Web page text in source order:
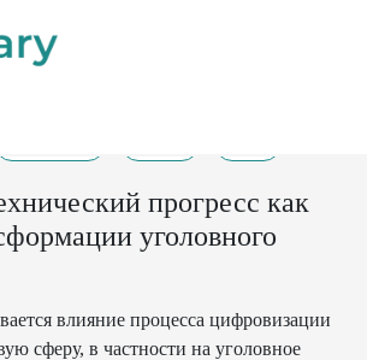
прогресс как
уголовного
влияние процесса цифровизации
сферу, в частности на уголовное